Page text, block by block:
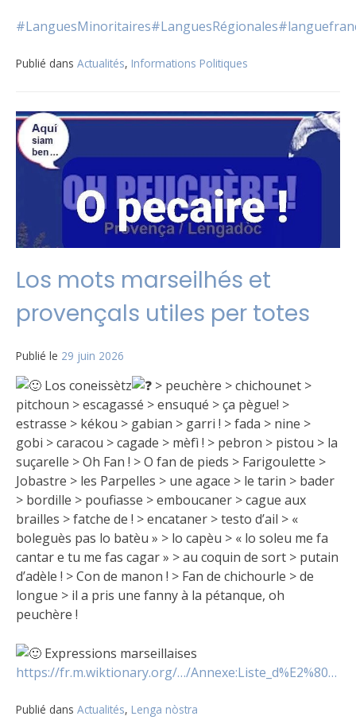
#LanguesMinoritaires#LanguesRégionales
Publié dans Actualités, Informations Politiques
Los mots marseilhés et
provençals utiles per totes
Publié le 29 juin 2026
Los coneissètz
> peuchère > chichounet >
pitchoun > escagassé > ensuqué > ça pègue! >
estrasse > kékou > gabian > garri ! > fada > nine >
gobi > caracou > cagade > mèfì ! > pebron > pistou > la
suçarelle > Oh Fan ! > O fan de pieds > Farigoulette >
Jobastre > les Parpelles > une agace > le tarin > bader
> bordille > poufiasse > emboucaner > cague aux
brailles > fatche de ! > encataner > testo d’ail > «
boleguès pas lo batèu » > lo capèu > « lo soleu me fa
cantar e tu me fas cagar » > au coquin de sort > putain
d’adèle ! > Con de manon ! > Fan de chichourle > de
longue > il a pris une fanny à la pétanque, oh
peuchère !
Expressions marseillaises
https://fr.m.wiktionary.org/…/Annexe:Liste_d%E2%80…
Publié dans Actualités, Lenga nòstra